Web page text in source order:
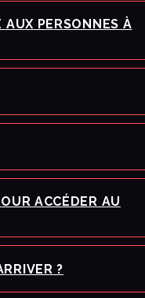
PERSONNES À
ACCÉDER AU
?